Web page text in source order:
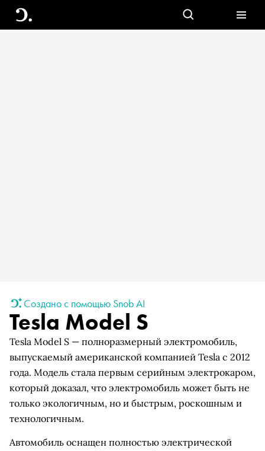
Создано с помощью Snob AI
Tesla Model S
Tesla Model S — полноразмерный электромобиль,
выпускаемый американской компанией Tesla с 2012
года. Модель стала первым серийным электрокаром,
который доказал, что электромобиль может быть не
только экологичным, но и быстрым, роскошным и
технологичным.
Автомобиль оснащен полностью электрической